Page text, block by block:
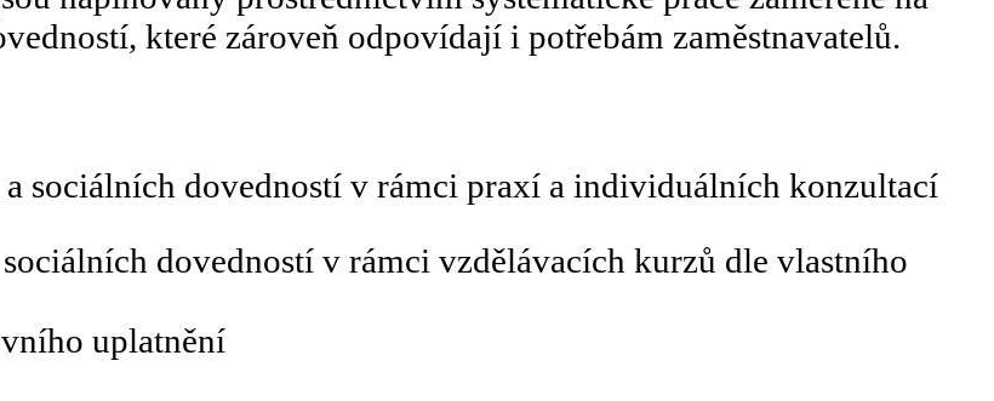
které zároveň odpovídají i potřebám zaměstnavatelů.
sociálních dovedností v rámci praxí a individuálních konzultací
dovedností v rámci vzdělávacích kurzů dle vlastního
uplatnění